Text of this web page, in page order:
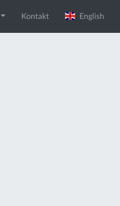
Kontakt English